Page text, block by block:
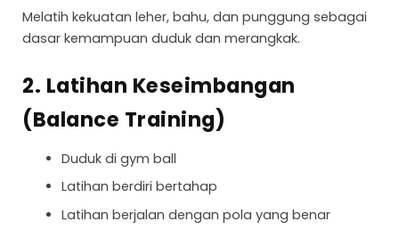
Melatih kekuatan leher, bahu, dan punggung sebagai
dasar kemampuan duduk dan merangkak.
2. Latihan Keseimbangan
(Balance Training)
Duduk di gym ball
Latihan berdiri bertahap
Latihan berjalan dengan pola yang benar